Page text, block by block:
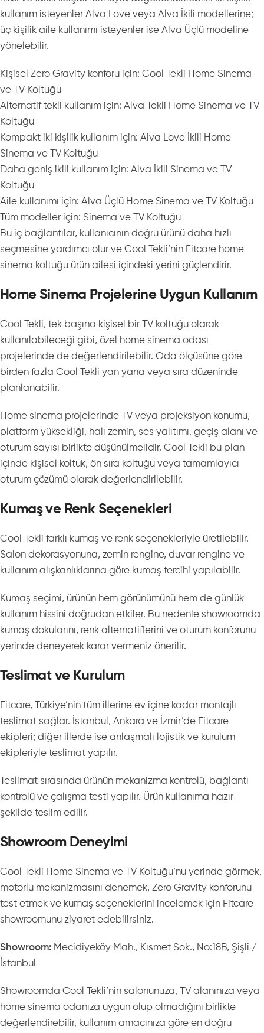
kullanım isteyenler Alva Love veya Alva İkili modellerine;
üç kişilik aile kullanımı isteyenler ise Alva Üçlü modeline
yönelebilir.
Kişisel Zero Gravity konforu için: Cool Tekli Home Sinema
ve TV Koltuğu
Alternatif tekli kullanım için: Alva Tekli Home Sinema ve TV
Koltuğu
Kompakt iki kişilik kullanım için: Alva Love İkili Home
Sinema ve TV Koltuğu
Daha geniş ikili kullanım için: Alva İkili Sinema ve TV
Koltuğu
Aile kullanımı için: Alva Üçlü Home Sinema ve TV Koltuğu
Tüm modeller için: Sinema ve TV Koltuğu
Bu iç bağlantılar, kullanıcının doğru ürünü daha hızlı
seçmesine yardımcı olur ve Cool Tekli’nin Fitcare home
sinema koltuğu ürün ailesi içindeki yerini güçlendirir.
Home Sinema Projelerine Uygun Kullanım
Cool Tekli, tek başına kişisel bir TV koltuğu olarak
kullanılabileceği gibi, özel home sinema odası
projelerinde de değerlendirilebilir. Oda ölçüsüne göre
birden fazla Cool Tekli yan yana veya sıra düzeninde
planlanabilir.
Home sinema projelerinde TV veya projeksiyon konumu,
platform yüksekliği, halı zemin, ses yalıtımı, geçiş alanı ve
oturum sayısı birlikte düşünülmelidir. Cool Tekli bu plan
içinde kişisel koltuk, ön sıra koltuğu veya tamamlayıcı
oturum çözümü olarak değerlendirilebilir.
Kumaş ve Renk Seçenekleri
Cool Tekli farklı kumaş ve renk seçenekleriyle üretilebilir.
Salon dekorasyonuna, zemin rengine, duvar rengine ve
kullanım alışkanlıklarına göre kumaş tercihi yapılabilir.
Kumaş seçimi, ürünün hem görünümünü hem de günlük
kullanım hissini doğrudan etkiler. Bu nedenle showroomda
kumaş dokularını, renk alternatiflerini ve oturum konforunu
yerinde deneyerek karar vermeniz önerilir.
Teslimat ve Kurulum
Fitcare, Türkiye’nin tüm illerine ev içine kadar montajlı
teslimat sağlar. İstanbul, Ankara ve İzmir’de Fitcare
ekipleri; diğer illerde ise anlaşmalı lojistik ve kurulum
ekipleriyle teslimat yapılır.
Teslimat sırasında ürünün mekanizma kontrolü, bağlantı
kontrolü ve çalışma testi yapılır. Ürün kullanıma hazır
şekilde teslim edilir.
Showroom Deneyimi
Cool Tekli Home Sinema ve TV Koltuğu’nu yerinde görmek,
motorlu mekanizmasını denemek, Zero Gravity konforunu
test etmek ve kumaş seçeneklerini incelemek için Fitcare
showroomunu ziyaret edebilirsiniz.
Showroom: Mecidiyeköy Mah., Kısmet Sok., No:18B, Şişli /
İstanbul
Showroomda Cool Tekli’nin salonunuza, TV alanınıza veya
home sinema odanıza uygun olup olmadığını birlikte
değerlendirebilir, kullanım amacınıza göre en doğru